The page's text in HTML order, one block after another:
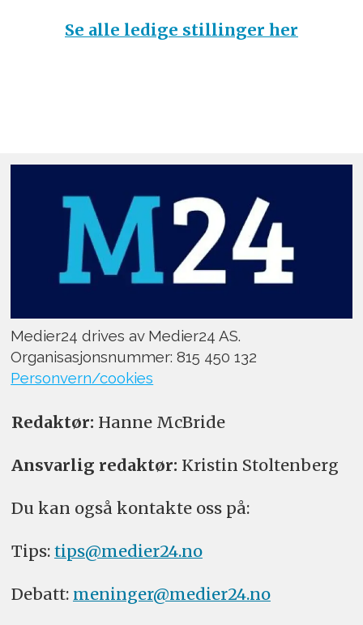
Se alle ledige stillinger her
Medier24 drives av Medier24 AS.
Organisasjonsnummer: 815 450 132
Personvern/cookies
Redaktør: Hanne McBride
Ansvarlig redaktør: Kristin Stoltenberg
Du kan også kontakte oss på:
Tips: tips@medier24.no
Debatt: meninger@medier24.no